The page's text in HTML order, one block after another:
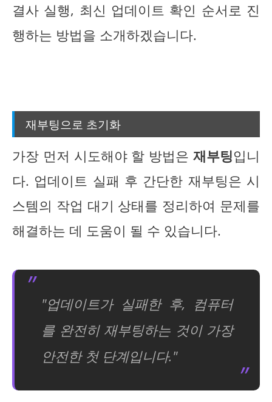
결사 실행, 최신 업데이트 확인 순서로 진
행하는 방법을 소개하겠습니다.
재부팅으로 초기화
가장 먼저 시도해야 할 방법은 재부팅입니
다. 업데이트 실패 후 간단한 재부팅은 시
스템의 작업 대기 상태를 정리하여 문제를
해결하는 데 도움이 될 수 있습니다.
"업데이트가 실패한 후, 컴퓨터
를 완전히 재부팅하는 것이 가장
안전한 첫 단계입니다."